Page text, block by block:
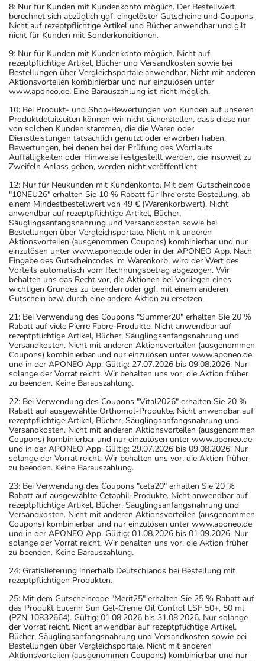
8: Nur für Kunden mit Kundenkonto möglich. Der Bestellwert
berechnet sich abzüglich ggf. eingelöster Gutscheine und Coupons.
Nicht auf rezeptpflichtige Artikel und Bücher anwendbar und gilt
nicht für Kunden mit Sonderkonditionen.
9: Nur für Kunden mit Kundenkonto möglich. Nicht auf
rezeptpflichtige Artikel, Bücher und Versandkosten sowie bei
Bestellungen über Vergleichsportale anwendbar. Nicht mit anderen
Aktionsvorteilen kombinierbar und nur einzulösen unter
www.aponeo.de. Eine Barauszahlung ist nicht möglich.
10: Bei Produkt- und Shop-Bewertungen von Kunden auf unseren
Produktdetailseiten können wir nicht sicherstellen, dass diese nur
von solchen Kunden stammen, die die Waren oder
Dienstleistungen tatsächlich genutzt oder erworben haben.
Bewertungen, bei denen bei der Prüfung des Wortlauts
Auffälligkeiten oder Hinweise festgestellt werden, die insoweit zu
Zweifeln Anlass geben, werden nicht veröffentlicht.
12: Nur für Neukunden mit Kundenkonto. Mit dem Gutscheincode
"10NEU26" erhalten Sie 10 % Rabatt für Ihre erste Bestellung, ab
einem Mindestbestellwert von 49 € (Warenkorbwert). Nicht
anwendbar auf rezeptpflichtige Artikel, Bücher,
Säuglingsanfangsnahrung und Versandkosten sowie bei
Bestellungen über Vergleichsportale. Nicht mit anderen
Aktionsvorteilen (ausgenommen Coupons) kombinierbar und nur
einzulösen unter www.aponeo.de oder in der APONEO App. Nach
Eingabe des Gutscheincodes im Warenkorb, wird der Wert des
Vorteils automatisch vom Rechnungsbetrag abgezogen. Wir
behalten uns das Recht vor, die Aktionen bei Vorliegen eines
wichtigen Grundes zu beenden oder ggf. mit einem anderen
Gutschein bzw. durch eine andere Aktion zu ersetzen.
21: Bei Verwendung des Coupons "Summer20" erhalten Sie 20 %
Rabatt auf viele Pierre Fabre-Produkte. Nicht anwendbar auf
rezeptpflichtige Artikel, Bücher, Säuglingsanfangsnahrung und
Versandkosten. Nicht mit anderen Aktionsvorteilen (ausgenommen
Coupons) kombinierbar und nur einzulösen unter www.aponeo.de
und in der APONEO App. Gültig: 27.07.2026 bis 09.08.2026. Nur
solange der Vorrat reicht. Wir behalten uns vor, die Aktion früher
zu beenden. Keine Barauszahlung.
22: Bei Verwendung des Coupons "Vital2026" erhalten Sie 20 %
Rabatt auf ausgewählte Orthomol-Produkte. Nicht anwendbar auf
rezeptpflichtige Artikel, Bücher, Säuglingsanfangsnahrung und
Versandkosten. Nicht mit anderen Aktionsvorteilen (ausgenommen
Coupons) kombinierbar und nur einzulösen unter www.aponeo.de
und in der APONEO App. Gültig: 29.07.2026 bis 09.08.2026. Nur
solange der Vorrat reicht. Wir behalten uns vor, die Aktion früher
zu beenden. Keine Barauszahlung.
23: Bei Verwendung des Coupons "ceta20" erhalten Sie 20 %
Rabatt auf ausgewählte Cetaphil-Produkte. Nicht anwendbar auf
rezeptpflichtige Artikel, Bücher, Säuglingsanfangsnahrung und
Versandkosten. Nicht mit anderen Aktionsvorteilen (ausgenommen
Coupons) kombinierbar und nur einzulösen unter www.aponeo.de
und in der APONEO App. Gültig: 01.08.2026 bis 01.09.2026. Nur
solange der Vorrat reicht. Wir behalten uns vor, die Aktion früher
zu beenden. Keine Barauszahlung.
24: Gratislieferung innerhalb Deutschlands bei Bestellung mit
rezeptpflichtigen Produkten.
25: Mit dem Gutscheincode "Merit25" erhalten Sie 25 % Rabatt auf
das Produkt Eucerin Sun Gel-Creme Oil Control LSF 50+, 50 ml
(PZN 10832664). Gültig: 01.08.2026 bis 31.08.2026. Nur solange
der Vorrat reicht. Nicht anwendbar auf rezeptpflichtige Artikel,
Bücher, Säuglingsanfangsnahrung und Versandkosten sowie bei
Bestellungen über Vergleichsportale. Nicht mit anderen
Aktionsvorteilen (ausgenommen Coupons) kombinierbar und nur